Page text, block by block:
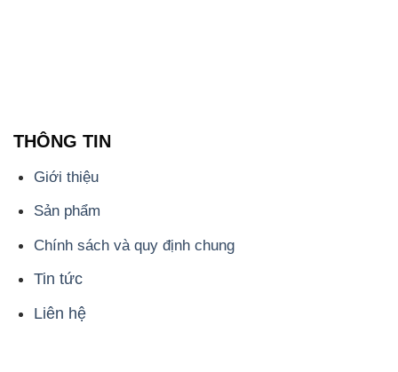
THÔNG TIN
Giới thiệu
Sản phẩm
Chính sách và quy định chung
Tin tức
Liên hệ